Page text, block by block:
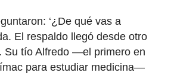
‘¿De qué vas a
El respaldo llegó desde otro
Su tío Alfredo —el primero en
para estudiar medicina—